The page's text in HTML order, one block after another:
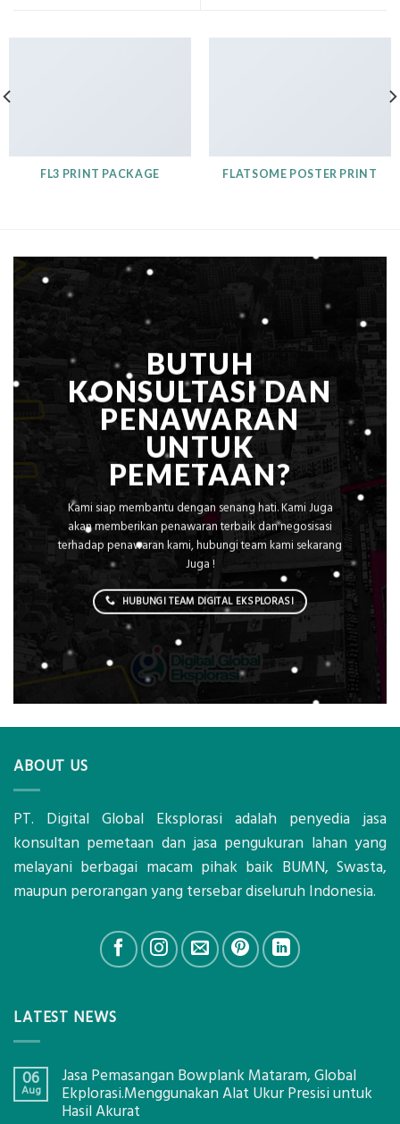
FL3 PRINT PACKAGE FLATSOME POSTER PRINT
BUTUH
KONSULTASI DAN
PENAWARAN
UNTUK
PEMETAAN?
Kami siap membantu dengan senang hati. Kami Juga
akan memberikan penawaran terbaik dan negosisasi
terhadap penawaran kami, hubungi team kami sekarang
Juga !
HUBUNGI TEAM DIGITAL EKSPLORASI
ABOUT US
PT. Digital Global Eksplorasi adalah penyedia jasa
konsultan pemetaan dan jasa pengukuran lahan yang
melayani berbagai macam pihak baik BUMN, Swasta,
maupun perorangan yang tersebar diseluruh Indonesia.
LATEST NEWS
06
Aug
Jasa Pemasangan Bowplank Mataram, Global
Ekplorasi.Menggunakan Alat Ukur Presisi untuk
Hasil Akurat